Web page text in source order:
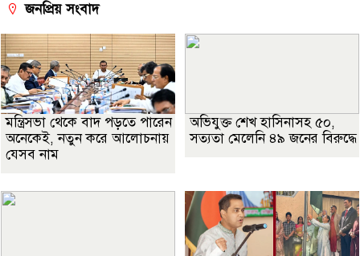
জনপ্রিয় সংবাদ
মন্ত্রিসভা থেকে বাদ পড়তে পারেন
অনেকেই, নতুন করে আলোচনায়
যেসব নাম
অভিযুক্ত শেখ হাসিনাসহ ৫০,
সত্যতা মেলেনি ৪৯ জনের বিরুদ্ধে